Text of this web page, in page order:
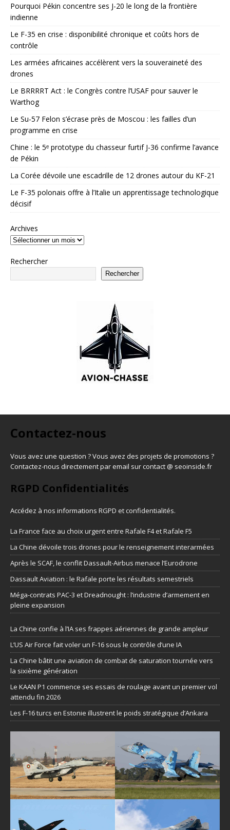
Pourquoi Pékin concentre ses J-20 le long de la frontière
indienne
Le F-35 en crise : disponibilité chronique et coûts hors de
contrôle
Les armées africaines accélèrent vers la souveraineté des
drones
Le BRRRRT Act : le Congrès contre l’USAF pour sauver le
Warthog
Le Su-57 Felon s’écrase près de Moscou : les failles d’un
programme en crise
Chine : le 5ᵉ prototype du chasseur furtif J-36 confirme l’avance
de Pékin
La Corée dévoile une escadrille de 12 drones autour du KF-21
Le F-35 polonais offre à l’Italie un apprentissage technologique
décisif
Archives
Rechercher
Rechercher
Contactez-nous
Vous avez une question ? Vous avez des projets de promotions ?
Contactez-nous directement par email sur contact @ seoinside.fr
RGPD Confidentialités
Accédez à nos informations RGPD et confidentialités.
La France face au choix urgent entre Rafale F4 et Rafale F5
La Chine dévoile trois drones pour le renseignement interarmées
Après le SCAF, le conflit Dassault-Airbus menace l’Eurodrone
Dassault Aviation : le Rafale porte les résultats semestriels
Méga-contrats PAC-3 et Dreadnought : l’industrie d’armement en
pleine expansion
La Chine confie à l’IA ses frappes aériennes de grande ampleur
L’US Air Force fait voler un F-16 sous le contrôle d’une IA
La Chine bâtit une aviation de combat de saturation tournée vers
la sixième génération
Le KAAN P1 commence ses essais de roulage avant un premier vol
attendu fin 2026
Les F-16 turcs en Estonie illustrent le poids stratégique d’Ankara